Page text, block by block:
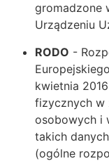
gromadzone
Urządzeniu
RODO -
kwietnia
fizycznych w
osobowych i
takich
(ogólne